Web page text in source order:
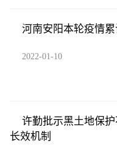
河南安阳本轮疫情
2022-01-10
许勤批示黑土地保
长效机制